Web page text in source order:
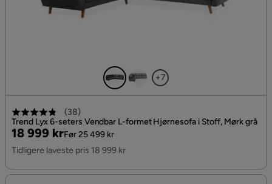
+7
(38)
Trend Lyx 6-seters Vendbar L-formet Hjørnesofa i Stoff, Mørk grå
Pris
18 999 kr
Original
Pris
Før 25 499 kr
Tidligere laveste pris 18 999 kr